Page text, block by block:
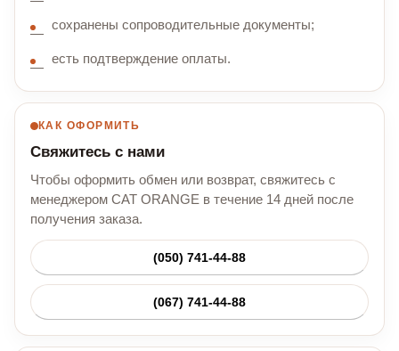
сохранены сопроводительные документы;
есть подтверждение оплаты.
КАК ОФОРМИТЬ
Свяжитесь с нами
Чтобы оформить обмен или возврат, свяжитесь с
менеджером CAT ORANGE в течение 14 дней после
получения заказа.
(050) 741-44-88
(067) 741-44-88